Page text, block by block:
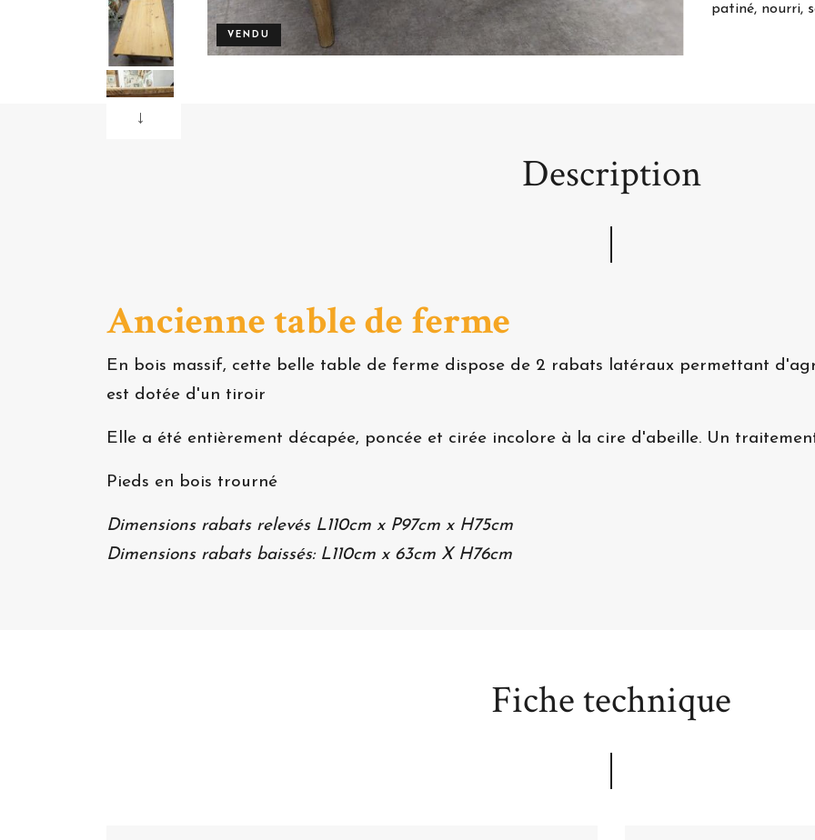
VENDU
patiné, nourri,
Description
Ancienne table de ferme
En bois massif, cette belle table de ferme dispose de 2 rabats latéraux permettant
est dotée d'un tiroir
Elle a été entièrement décapée, poncée et cirée incolore à la cire d'abeille. Un
Pieds en bois trourné
Dimensions rabats relevés L110cm x P97cm x H75cm
Dimensions rabats baissés: L110cm x 63cm X H76cm
Fiche technique